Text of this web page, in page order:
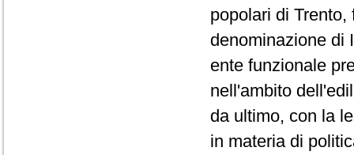
popolari di
denominazione di
ente funzionale
nell'ambito
da ultimo, con la
in materia di